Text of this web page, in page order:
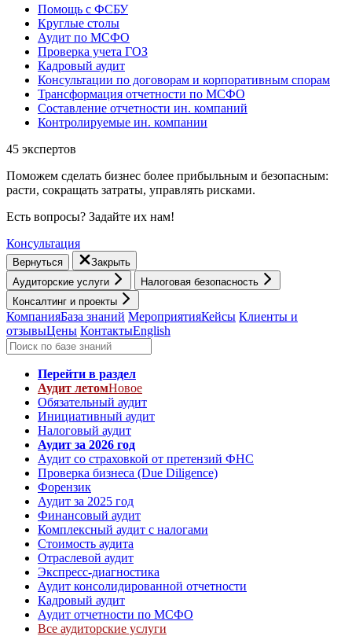
Помощь с ФСБУ
Круглые столы
Аудит по МСФО
Проверка учета ГОЗ
Кадровый аудит
Консультации по договорам и корпоративным спорам
Трансформация отчетности по МСФО
Составление отчетности ин. компаний
Контролируемые ин. компании
45 экспертов
Поможем сделать бизнес более прибыльным и безопасным:
расти, cокращать затраты, управлять рисками.
Есть вопросы? Задайте их нам!
Консультация
Вернуться
Закрыть
Аудиторские услуги
Налоговая безопасность
Консалтинг и проекты
КомпанияБаза знаний МероприятияКейсы Клиенты и
отзывыЦены КонтактыEnglish
Перейти в раздел
Аудит летомНовое
Обязательный аудит
Инициативный аудит
Налоговый аудит
Аудит за 2026 год
Аудит со страховкой от претензий ФНС
Проверка бизнеса (Due Diligence)
Форензик
Аудит за 2025 год
Финансовый аудит
Комплексный аудит с налогами
Стоимость аудита
Отраслевой аудит
Экспресс-диагностика
Аудит консолидированной отчетности
Кадровый аудит
Аудит отчетности по МСФО
Все аудиторские услуги